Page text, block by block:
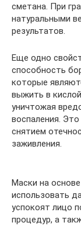
сметана. При
натуральными
результатов.
Еще одно
способность
которые
выжить в
уничтожая
воспаления.
снятием
заживления.
Маски на
использовать
успокоят лицо
процедур, а